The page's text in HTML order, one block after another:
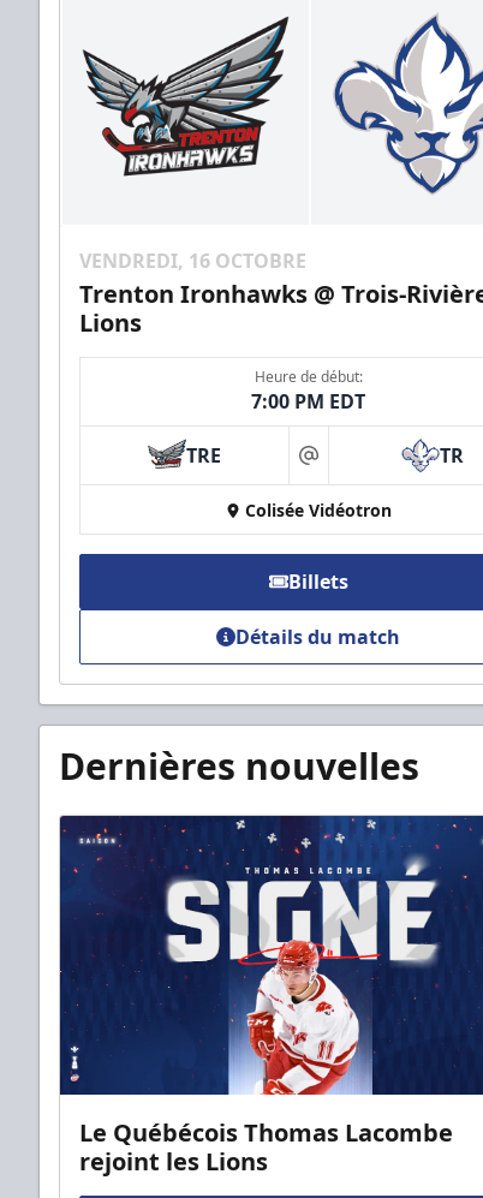
VENDREDI, 16 OCTOBRE
Trenton Ironhawks @ Trois-
Lions
Heure de début:
7:00 PM EDT
TRE at TR
Colisée Vidéotron
Billets
Détails du match
Dernières nouvelles
Le Québécois Thomas Lacombe
rejoint les Lions